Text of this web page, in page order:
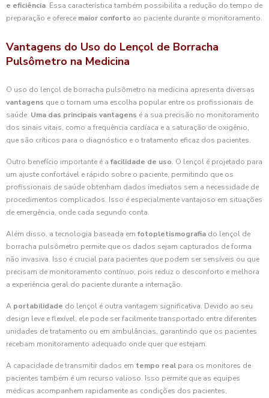
e eficiência. Essa característica também possibilita a redução do tempo de
preparação e oferece maior conforto ao paciente durante o monitoramento.
Vantagens do Uso do Lençol de Borracha
Pulsômetro na Medicina
O uso do lençol de borracha pulsômetro na medicina apresenta diversas
vantagens que o tornam uma escolha popular entre os profissionais de
saúde. Uma das principais vantagens é a sua precisão no monitoramento
dos sinais vitais, como a frequência cardíaca e a saturação de oxigênio,
que são críticos para o diagnóstico e o tratamento eficaz dos pacientes.
Outro benefício importante é a facilidade de uso. O lençol é projetado para
um ajuste confortável e rápido sobre o paciente, permitindo que os
profissionais de saúde obtenham dados imediatos sem a necessidade de
procedimentos complicados. Isso é especialmente vantajoso em situações
de emergência, onde cada segundo conta.
Além disso, a tecnologia baseada em fotopletismografia do lençol de
borracha pulsômetro permite que os dados sejam capturados de forma
não invasiva. Isso é crucial para pacientes que podem ser sensíveis ou que
precisam de monitoramento contínuo, pois reduz o desconforto e melhora
a experiência geral do paciente durante a internação.
A portabilidade do lençol é outra vantagem significativa. Devido ao seu
design leve e flexível, ele pode ser facilmente transportado entre diferentes
unidades de tratamento ou em ambulâncias, garantindo que os pacientes
recebam monitoramento adequado onde quer que estejam.
A capacidade de transmitir dados em tempo real para os monitores de
pacientes também é um recurso valioso. Isso permite que as equipes
médicas acompanhem rapidamente as condições dos pacientes,